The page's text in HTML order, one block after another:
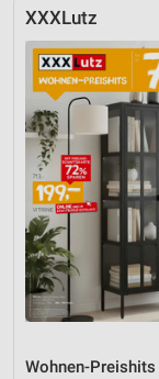
XXXLutz
Wohnen-Preishits